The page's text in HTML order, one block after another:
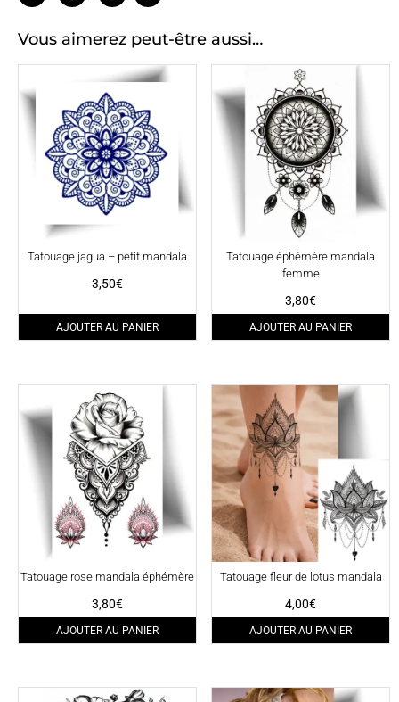
Vous aimerez peut-être aussi…
Tatouage jagua – petit mandala
3,50€
AJOUTER AU PANIER
Tatouage éphémère mandala
femme
3,80€
AJOUTER AU PANIER
Tatouage rose mandala éphémère
3,80€
AJOUTER AU PANIER
Tatouage fleur de lotus mandala
4,00€
AJOUTER AU PANIER